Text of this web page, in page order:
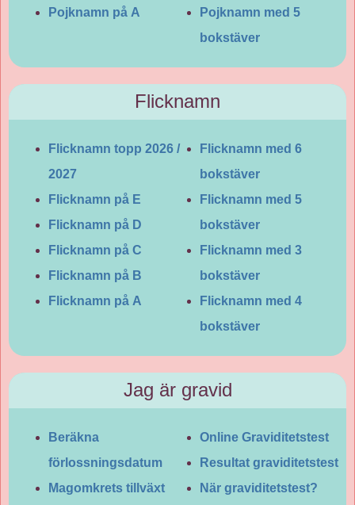
Pojknamn på A
Pojknamn med 5
bokstäver
Flicknamn
Flicknamn topp 2026 /
2027
Flicknamn på E
Flicknamn på D
Flicknamn på C
Flicknamn på B
Flicknamn på A
Flicknamn med 6
bokstäver
Flicknamn med 5
bokstäver
Flicknamn med 3
bokstäver
Flicknamn med 4
bokstäver
Jag är gravid
Beräkna
förlossningsdatum
Magomkrets tillväxt
Online Graviditetstest
Resultat graviditetstest
När graviditetstest?